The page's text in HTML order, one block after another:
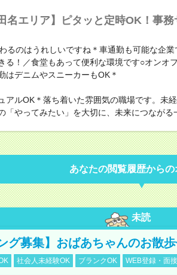
田名エリア】ピタッと定時OK！事
るのはうれしいですね＊車通勤も可能な企
る！／食堂もあって便利な環境です○オンオ
はデニムやスニーカーもOK＊
アルOK＊落ち着いた雰囲気の職場です。未
「やってみたい」を大切に、未来につながる
あなたの閲覧履歴からの
未読
グ募集】おばあちゃんのお散
社会人未経験OK ブランクOK WEB登録・面